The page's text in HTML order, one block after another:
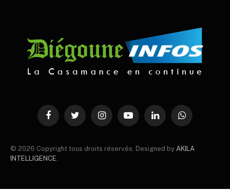
FacebookTwitter InstagramYouTubeLinkedInWhatsApp
© 2026 Copyright tous droits réservés. Designed by AKILA
INTELLIGENCE.